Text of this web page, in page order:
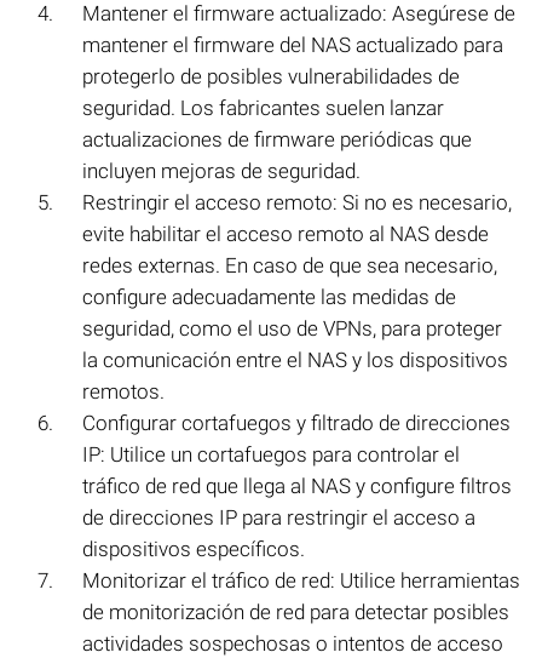
Mantener el firmware actualizado: Asegúrese de
mantener el firmware del NAS actualizado para
protegerlo de posibles vulnerabilidades de
seguridad. Los fabricantes suelen lanzar
actualizaciones de firmware periódicas que
incluyen mejoras de seguridad.
Restringir el acceso remoto: Si no es necesario,
evite habilitar el acceso remoto al NAS desde
redes externas. En caso de que sea necesario,
configure adecuadamente las medidas de
seguridad, como el uso de VPNs, para proteger
la comunicación entre el NAS y los dispositivos
remotos.
Configurar cortafuegos y filtrado de direcciones
IP: Utilice un cortafuegos para controlar el
tráfico de red que llega al NAS y configure filtros
de direcciones IP para restringir el acceso a
dispositivos específicos.
Monitorizar el tráfico de red: Utilice herramientas
de monitorización de red para detectar posibles
actividades sospechosas o intentos de acceso